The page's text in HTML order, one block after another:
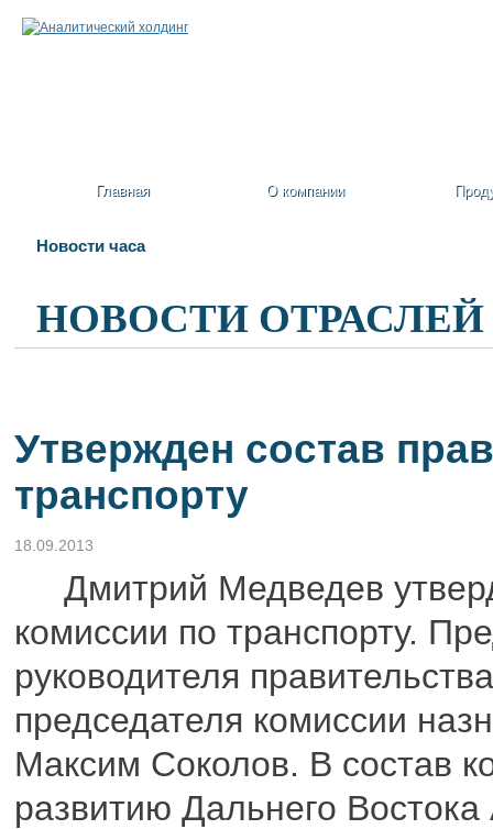
Главная О компании
Новости часа
НОВОСТИ ОТРАСЛЕЙ
Утвержден состав
транспорту
18.09.2013
Дмитрий Медведев
комиссии по транспорту.
руководителя
председателя комиссии
Максим Соколов. В состав
развитию Дальнего